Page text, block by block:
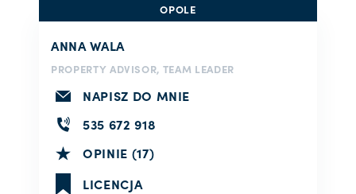
OPOLE
ANNA WALA
PROPERTY ADVISOR, TEAM LEADER
NAPISZ DO MNIE
535 672 918
OPINIE (17)
LICENCJA